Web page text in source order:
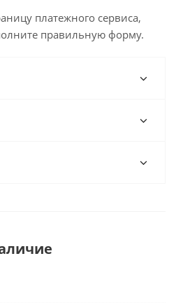
платежного сервиса,
правильную форму.